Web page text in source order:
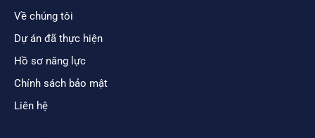
Về chúng tôi
Dự án đã thực hiện
Hồ sơ năng lực
Chính sách bảo mật
Liên hệ